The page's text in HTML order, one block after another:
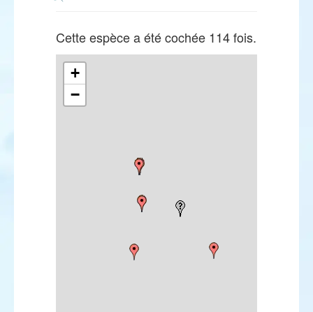
Cette espèce a été cochée 114 fois.
+
−